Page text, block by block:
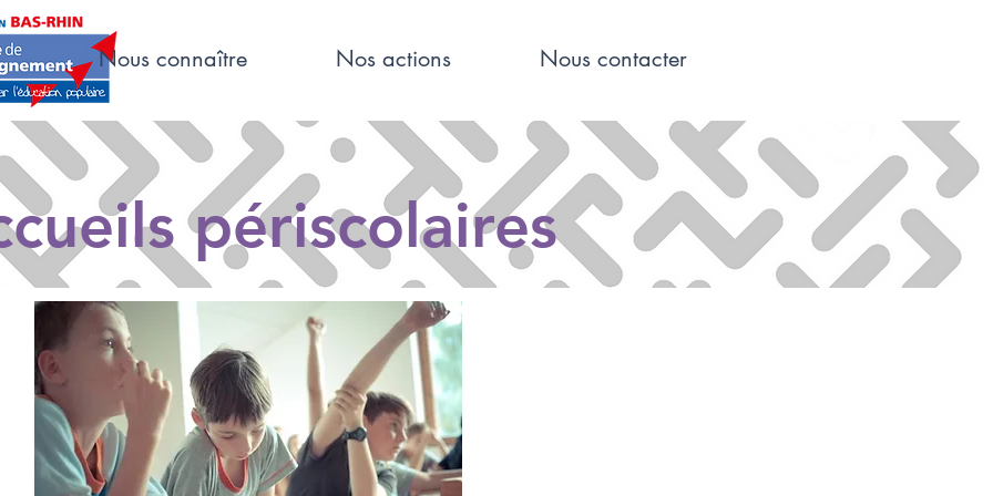
Nous connaître Nos actions Nous contacter
périscolaires